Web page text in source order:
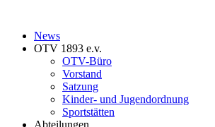
News
OTV 1893 e.v.
OTV-Büro
Vorstand
Satzung
Kinder- und Jugendordnung
Sportstätten
Abteilungen